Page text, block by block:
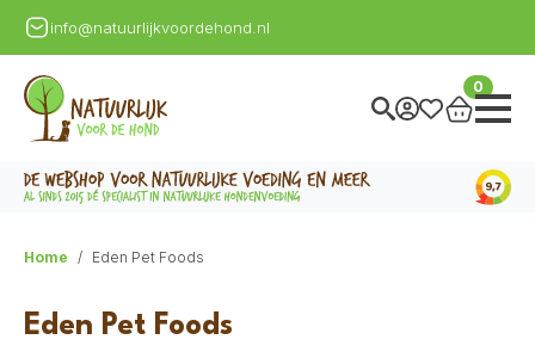
info@natuurlijkvoordehond.nl
0
Home Eden Pet Foods
Eden Pet Foods